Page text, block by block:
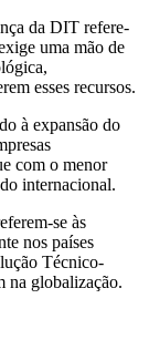
da DIT refere-
uma mão de
esses recursos.
à expansão do
com o menor
internacional.
se às
nos países
Técnico-
na globalização.